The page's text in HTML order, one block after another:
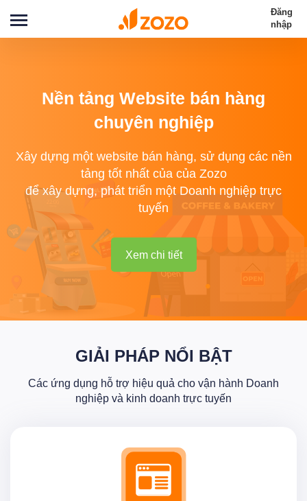
Đăng
nhập
Nền tảng Website bán hàng
chuyên nghiệp
Xây dựng một website bán hàng, sử dụng các nền
tảng tốt nhất của của Zozo
để xây dựng, phát triển một Doanh nghiệp trực
tuyến
Xem chi tiết
GIẢI PHÁP NỔI BẬT
Các ứng dụng hỗ trợ hiệu quả cho vận hành Doanh
nghiệp và kinh doanh trực tuyến